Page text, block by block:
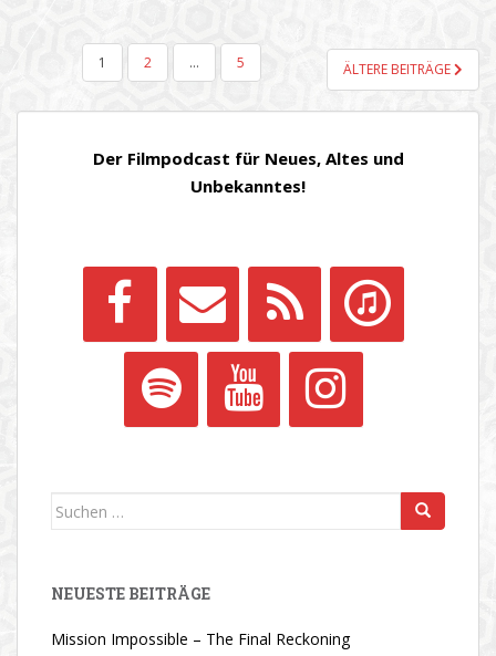
SEITENNUMMERIERUNG
BEITRÄGE
1 2 … 5 ÄLTERE BEITRÄGE
Der Filmpodcast für Neues, Altes und
Unbekanntes!
Suchen
NEUESTE BEITRÄGE
Mission Impossible – The Final Reckoning